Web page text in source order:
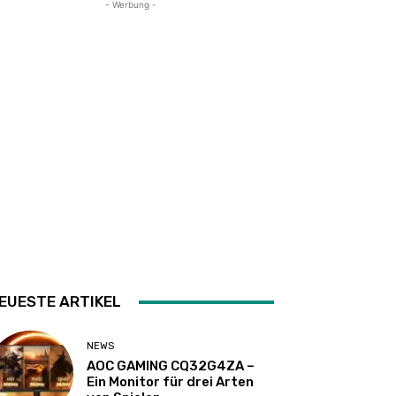
- Werbung -
ARTIKEL
NEWS
AOC GAMING CQ32G4ZA –
Ein Monitor für drei Arten